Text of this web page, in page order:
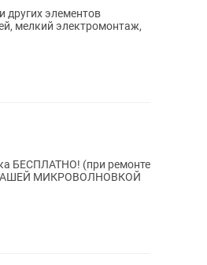
БЕСПЛАТНО! (при ремонте